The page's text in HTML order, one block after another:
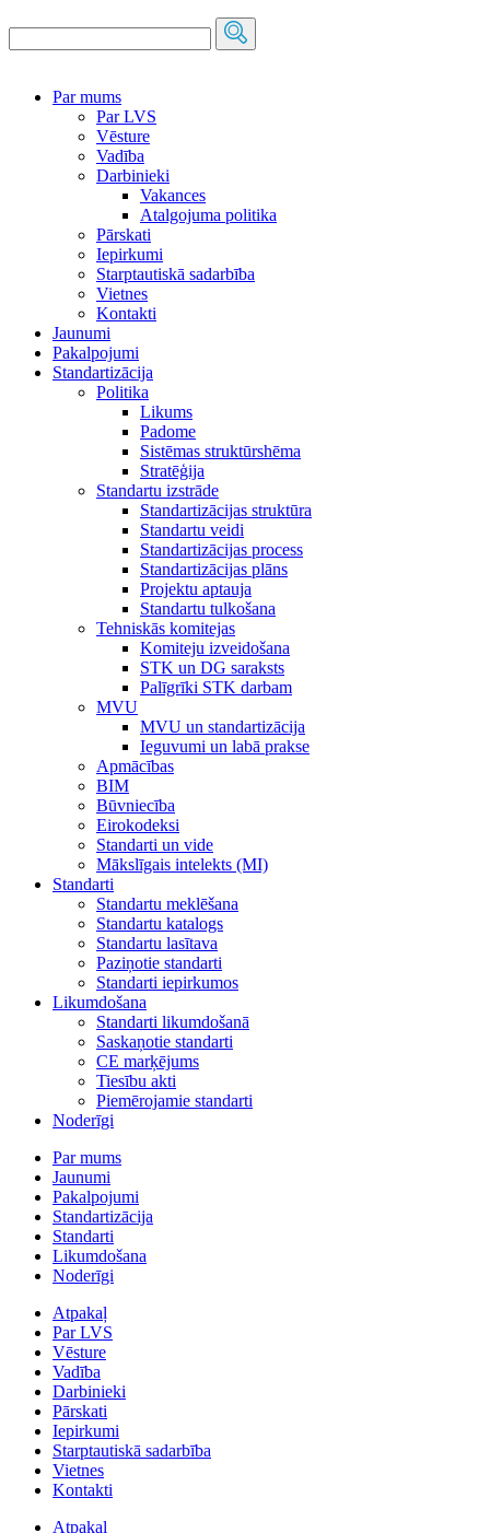
Par mums
Par LVS
Vēsture
Vadība
Darbinieki
Vakances
Atalgojuma politika
Pārskati
Iepirkumi
Starptautiskā sadarbība
Vietnes
Kontakti
Jaunumi
Pakalpojumi
Standartizācija
Politika
Likums
Padome
Sistēmas struktūrshēma
Stratēģija
Standartu izstrāde
Standartizācijas struktūra
Standartu veidi
Standartizācijas process
Standartizācijas plāns
Projektu aptauja
Standartu tulkošana
Tehniskās komitejas
Komiteju izveidošana
STK un DG saraksts
Palīgrīki STK darbam
MVU
MVU un standartizācija
Ieguvumi un labā prakse
Apmācības
BIM
Būvniecība
Eirokodeksi
Standarti un vide
Mākslīgais intelekts (MI)
Standarti
Standartu meklēšana
Standartu katalogs
Standartu lasītava
Paziņotie standarti
Standarti iepirkumos
Likumdošana
Standarti likumdošanā
Saskaņotie standarti
CE marķējums
Tiesību akti
Piemērojamie standarti
Noderīgi
Par mums
Jaunumi
Pakalpojumi
Standartizācija
Standarti
Likumdošana
Noderīgi
Atpakaļ
Par LVS
Vēsture
Vadība
Darbinieki
Pārskati
Iepirkumi
Starptautiskā sadarbība
Vietnes
Kontakti
Atpakaļ